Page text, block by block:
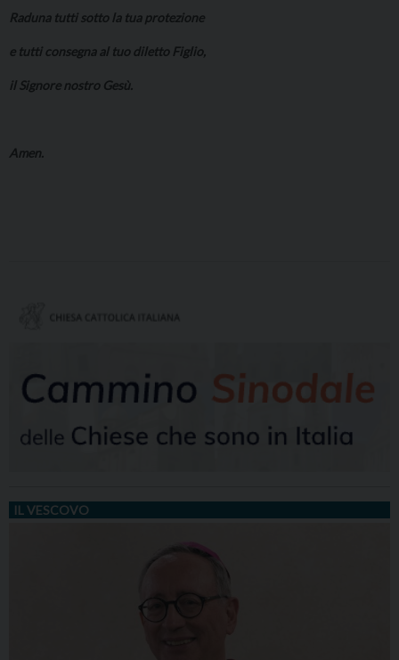
Raduna tutti sotto la tua protezione
e tutti consegna al tuo diletto Figlio,
il Signore nostro Gesù.
Amen.
IL VESCOVO